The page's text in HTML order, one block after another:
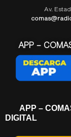
Av.
APP –
APP –
DIGITAL